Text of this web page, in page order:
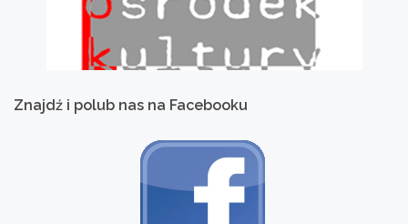
Znajdź i polub nas na Facebooku